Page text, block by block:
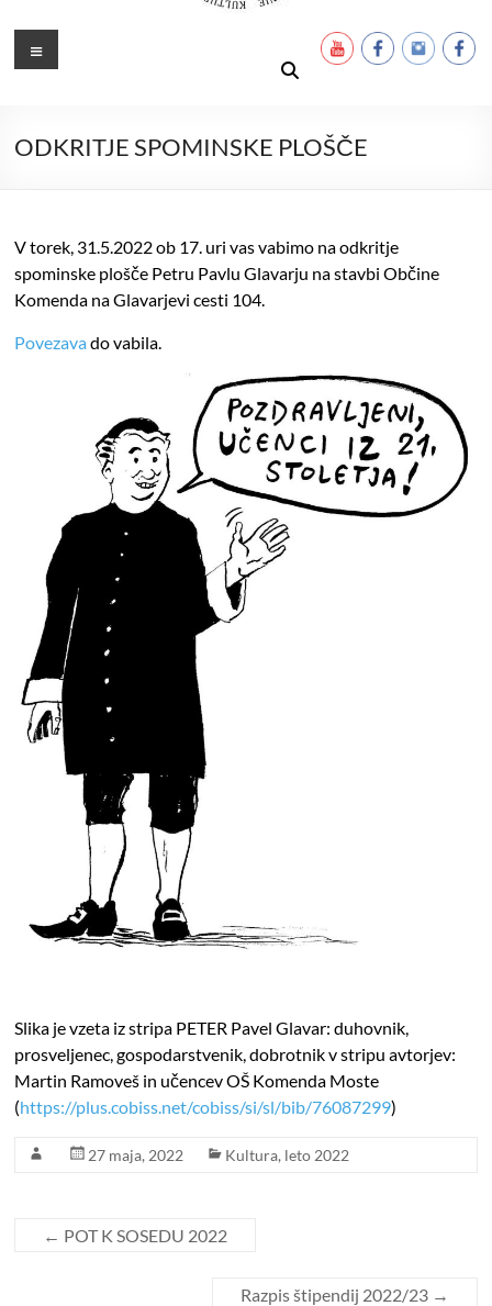
Ustanova Petra Pavla Glavarja
Meni
ODKRITJE SPOMINSKE PLOŠČE
V torek, 31.5.2022 ob 17. uri vas vabimo na odkritje
spominske plošče Petru Pavlu Glavarju na stavbi Občine
Komenda na Glavarjevi cesti 104.
Povezavado vabila.
Slika je vzeta iz stripa PETER Pavel Glavar: duhovnik,
prosveljenec, gospodarstvenik, dobrotnik v stripu avtorjev:
Martin Ramoveš in učencev OŠ Komenda Moste
(https://plus.cobiss.net/cobiss/si/sl/bib/76087299)
27 maja, 2022 Kultura, leto 2022
← POT K SOSEDU 2022
Razpis štipendij 2022/23 →